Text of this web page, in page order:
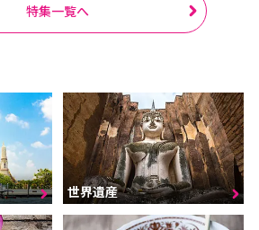
特集一覧へ
世界遺産